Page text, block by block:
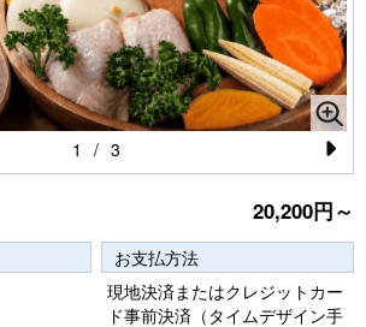
N
e
xt
1 / 3
20,200円～
お支払方法
現地決済またはクレジットカー
ド事前決済（タイムデザイン手